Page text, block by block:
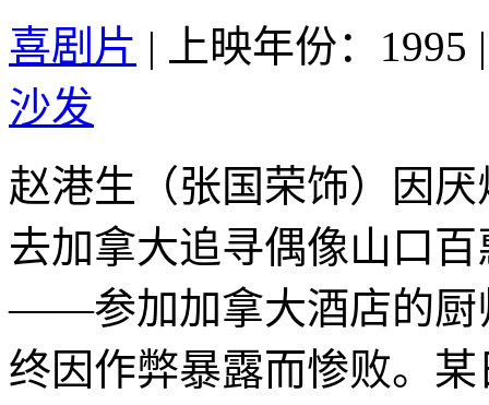
喜剧片 | 上映年份：1995 |
沙发
赵港生（张国荣饰）因
去加拿大追寻偶像山口
——参加加拿大酒店的厨
终因作弊暴露而惨败。